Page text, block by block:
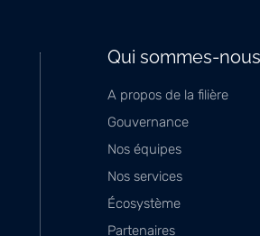
Qui sommes-
A propos de la filière
Gouvernance
Nos équipes
Nos services
Écosystème
Partenaires